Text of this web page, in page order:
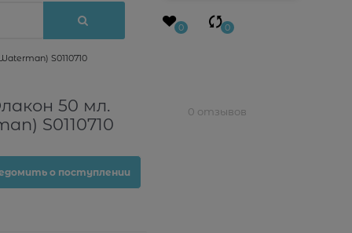
0 0
S0110710
50 мл.
S0110710
о поступлении
0 отзывов